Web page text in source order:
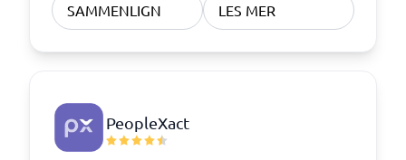
SAMMENLIGN LES MER
PeopleXact